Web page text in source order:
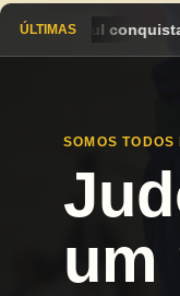
ÚLTIMAS
e encerra
SOMOS TODOS
um